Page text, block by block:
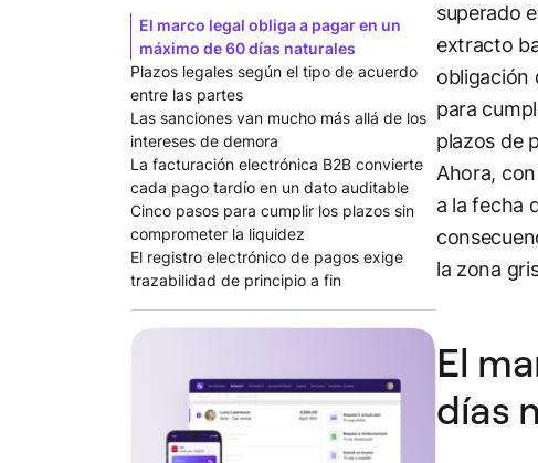
superado
extracto
obligación
para
plazos de
Ahora,
a la fecha
la zona
El
días
El marco legal obliga a pagar en un
máximo de 60 días naturales
Plazos legales según el tipo de acuerdo
entre las partes
Las sanciones van mucho más allá de los
intereses de demora
La facturación electrónica B2B convierte
cada pago tardío en un dato auditable
Cinco pasos para cumplir los plazos sin
comprometer la liquidez
El registro electrónico de pagos exige
trazabilidad de principio a fin